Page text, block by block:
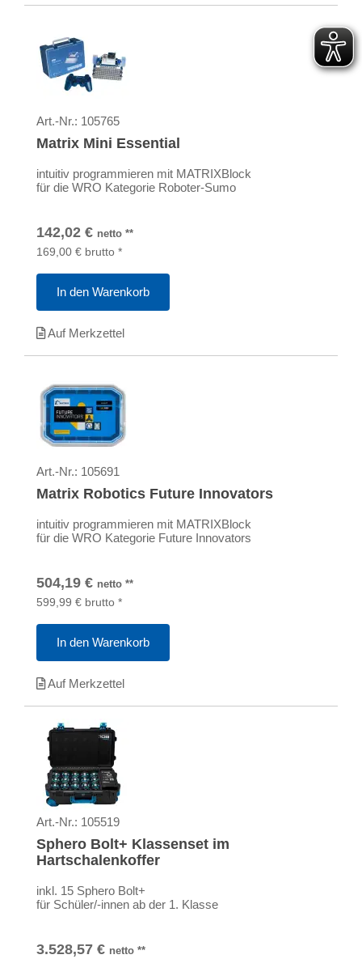
Art.-Nr.: 105765
Matrix Mini Essential
intuitiv programmieren mit MATRIXBlock
für die WRO Kategorie Roboter-Sumo
142,02 € netto **
169,00 € brutto *
In den Warenkorb
Auf Merkzettel
Art.-Nr.: 105691
Matrix Robotics Future Innovators
intuitiv programmieren mit MATRIXBlock
für die WRO Kategorie Future Innovators
504,19 € netto **
599,99 € brutto *
In den Warenkorb
Auf Merkzettel
Art.-Nr.: 105519
Sphero Bolt+ Klassenset im
Hartschalenkoffer
inkl. 15 Sphero Bolt+
für Schüler/-innen ab der 1. Klasse
3.528,57 € netto **